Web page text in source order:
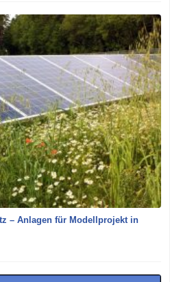
– Anlagen für Modellprojekt in